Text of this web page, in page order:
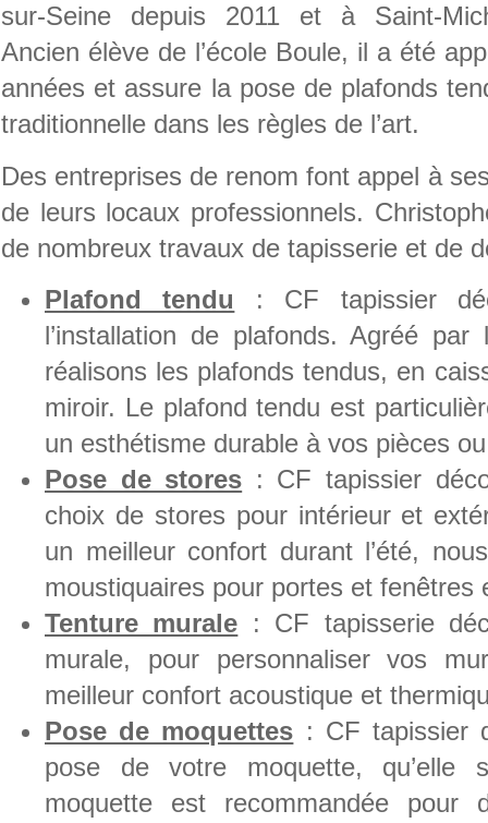
sur-Seine depuis 2011 et à Saint-
Ancien élève de l’école Boule, il a été
années et assure la pose de plafonds
traditionnelle dans les règles de l’art.
Des entreprises de renom font appel à
de leurs locaux professionnels.
de nombreux travaux de tapisserie et de
Plafond tendu : CF tapissier
l’installation de plafonds. Agréé
réalisons les plafonds tendus, en
miroir. Le plafond tendu est
un esthétisme durable à vos pièces
Pose de stores : CF tapissier
choix de stores pour intérieur et
un meilleur confort durant l’été,
moustiquaires pour portes et fenêtres
Tenture murale : CF tapisserie
murale, pour personnaliser vos
meilleur confort acoustique et
Pose de moquettes : CF tapissier
pose de votre moquette, qu’elle
moquette est recommandée pour